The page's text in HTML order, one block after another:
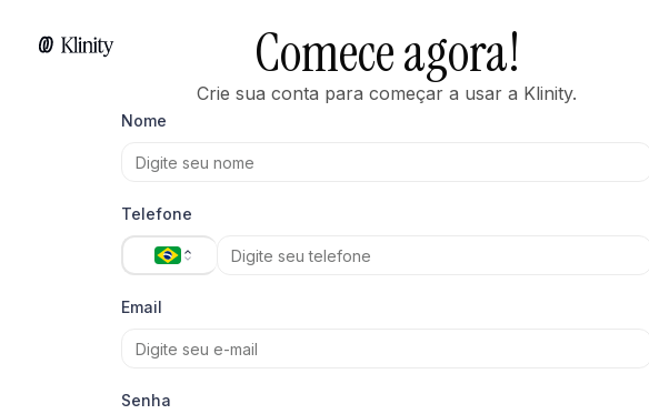
Comece agora!
Crie sua conta para começar a usar a Klinity.
Nome
Telefone
Email
Senha